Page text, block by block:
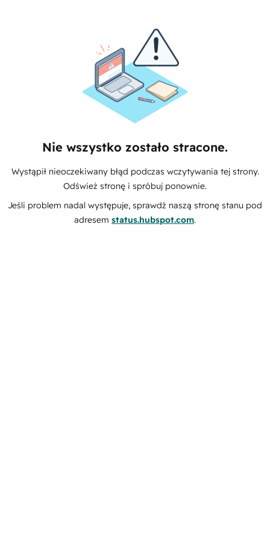
Nie wszystko zostało stracone.
Wystąpił nieoczekiwany błąd podczas wczytywania tej strony.
Odśwież stronę i spróbuj ponownie.
Jeśli problem nadal występuje, sprawdź naszą stronę stanu pod
adresem status.hubspot.com.